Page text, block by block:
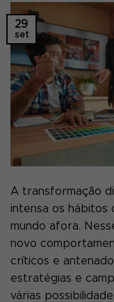
29
set
A transformação
intensa os hábitos
mundo afora.
novo
críticos e
estratégias e
várias